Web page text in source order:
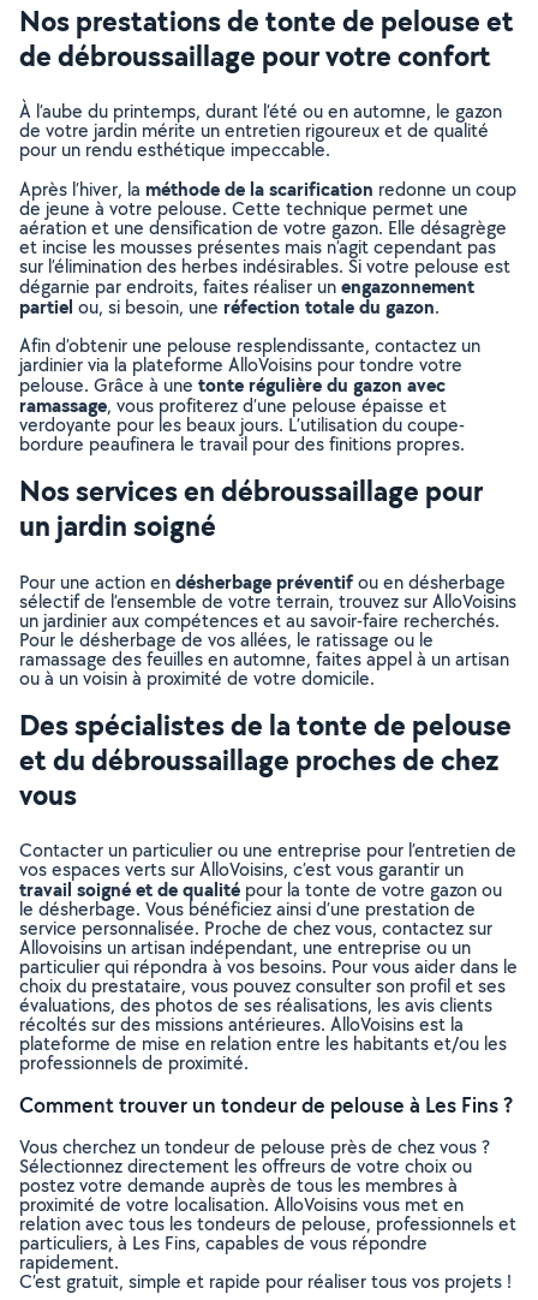
Nos prestations de tonte de pelouse et
de débroussaillage pour votre confort
À l’aube du printemps, durant l’été ou en automne, le gazon
de votre jardin mérite un entretien rigoureux et de qualité
pour un rendu esthétique impeccable.
Après l’hiver, la méthode de la scarification redonne un coup
de jeune à votre pelouse. Cette technique permet une
aération et une densification de votre gazon. Elle désagrège
et incise les mousses présentes mais n’agit cependant pas
sur l’élimination des herbes indésirables. Si votre pelouse est
dégarnie par endroits, faites réaliser unengazonnement
partiel ou, si besoin, une réfection totale du gazon.
Afin d’obtenir une pelouse resplendissante, contactez un
jardinier via la plateforme AlloVoisins pour tondre votre
pelouse. Grâce à une tonte régulière du gazon avec
ramassage, vous profiterez d’une pelouse épaisse et
verdoyante pour les beaux jours. L’utilisation du coupe-
bordure peaufinera le travail pour des finitions propres.
Nos services en débroussaillage pour
un jardin soigné
Pour une action endésherbage préventifou en désherbage
sélectif de l’ensemble de votre terrain, trouvez sur AlloVoisins
un jardinier aux compétences et au savoir-faire recherchés.
Pour le désherbage de vos allées, le ratissage ou le
ramassage des feuilles en automne, faites appel à un artisan
ou à un voisin à proximité de votre domicile.
Des spécialistes de la tonte de pelouse
et du débroussaillage proches de chez
vous
Contacter un particulier ou une entreprise pour l’entretien de
vos espaces verts sur AlloVoisins, c’est vous garantir un
travail soigné et de qualité pour la tonte de votre gazon ou
le désherbage. Vous bénéficiez ainsi d’une prestation de
service personnalisée. Proche de chez vous, contactez sur
Allovoisins un artisan indépendant, une entreprise ou un
particulier qui répondra à vos besoins. Pour vous aider dans le
choix du prestataire, vous pouvez consulter son profil et ses
évaluations, des photos de ses réalisations, les avis clients
récoltés sur des missions antérieures. AlloVoisins est la
plateforme de mise en relation entre les habitants et/ou les
professionnels de proximité.
Comment trouver un tondeur de pelouse à Les Fins ?
Vous cherchez un tondeur de pelouse près de chez vous ?
Sélectionnez directement les offreurs de votre choix ou
postez votre demande auprès de tous les membres à
proximité de votre localisation. AlloVoisins vous met en
relation avec tous les tondeurs de pelouse, professionnels et
particuliers, à Les Fins, capables de vous répondre
rapidement.
C’est gratuit, simple et rapide pour réaliser tous vos projets !